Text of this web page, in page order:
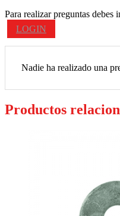
Para realizar preguntas debes
LOGIN
Nadie ha realizado una
Productos